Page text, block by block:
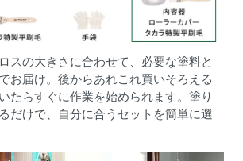
スの大きさに合わせて、必要な塗料と
お届け。後からあれこれ買いそろえる
たらすぐに作業を始められます。塗り
だけで、自分に合うセットを簡単に選